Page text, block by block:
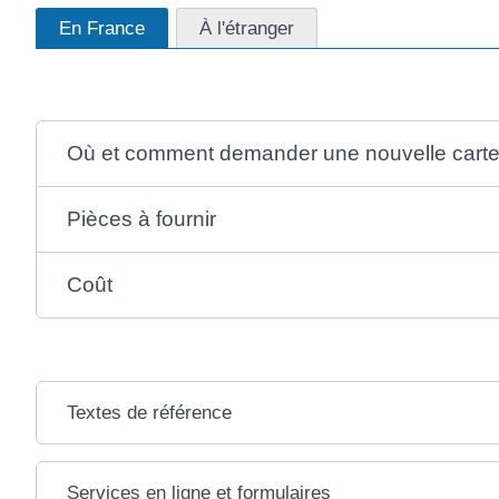
En France À l'étranger
Où et comment demander une nouvelle
Pièces à fournir
Coût
Textes de référence
Services en ligne et formulaires